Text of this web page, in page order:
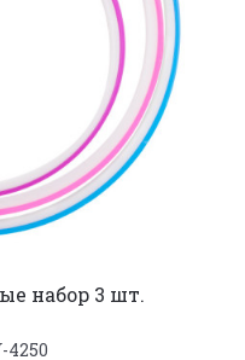
набор 3 шт.
4250